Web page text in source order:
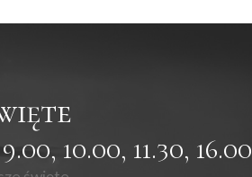
10.00, 11.30, 16.00